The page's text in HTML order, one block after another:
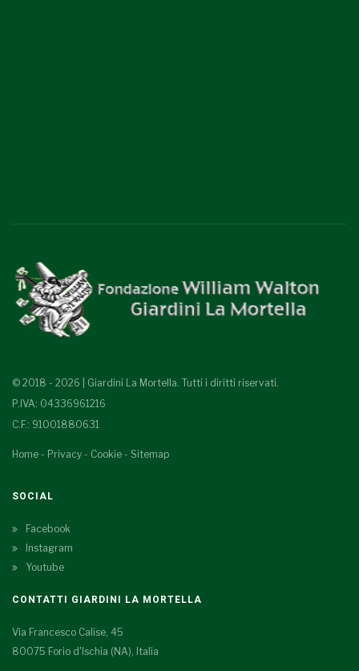
© 2018 - 2026 | Giardini La Mortella. Tutti i diritti riservati.
P.IVA: 04336961216
C.F.: 91001880631
Home - Privacy - Cookie - Sitemap
SOCIAL
Facebook
Instagram
Youtube
CONTATTI GIARDINI LA MORTELLA
Via Francesco Calise, 45
80075 Forio d'Ischia (NA), Italia